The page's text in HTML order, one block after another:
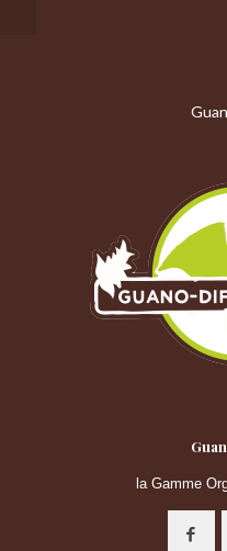
la Gamme